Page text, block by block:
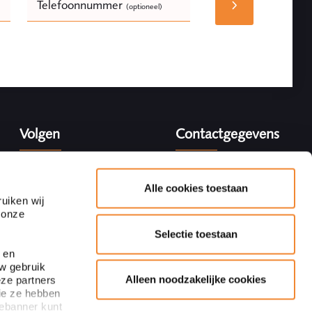
wij
en
gebruik
partners
ze hebben
kunt
Alle cookies toestaan
Selectie toestaan
Alleen noodzakelijke cookies
Telefoonnummer (optioneel)
Volgen Contactgegevens
Adres
Blaak 28
3011 TA Rotterdam
+31 10 440 64 40
info@ploum.nl